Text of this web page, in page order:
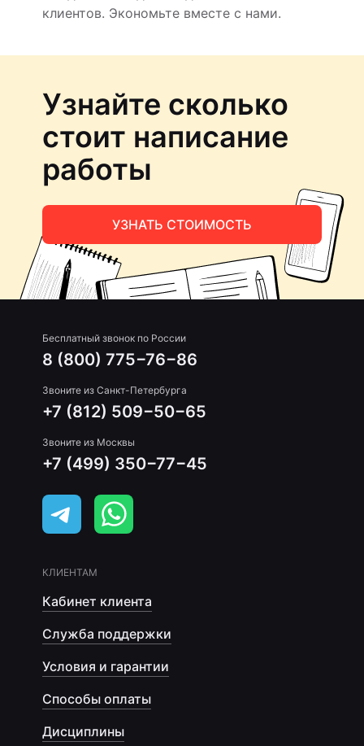
клиентов. Экономьте вместе с нами.
Узнайте сколько
стоит написание
работы
УЗНАТЬ СТОИМОСТЬ
Бесплатный звонок по России
8 (800) 775−76−86
Звоните из Санкт-Петербурга
+7 (812) 509−50−65
Звоните из Москвы
+7 (499) 350−77−45
КЛИЕНТАМ
Кабинет клиента
Служба поддержки
Условия и гарантии
Способы оплаты
Дисциплины